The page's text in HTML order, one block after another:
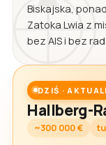
Biskajska,
Zatoka Lwia z
bez AIS i bez
DZIŚ ·
Hallberg-
~300 000 €